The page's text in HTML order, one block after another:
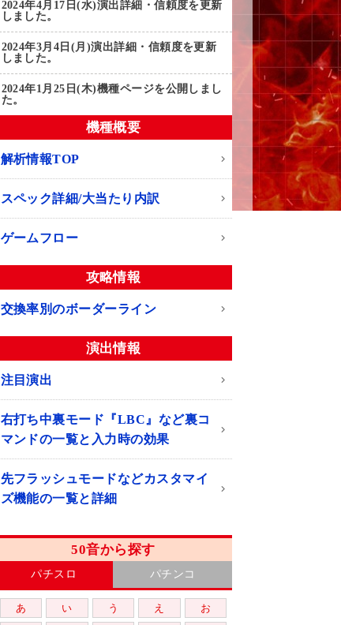
2024年4月17日(水)演出詳細・信頼度を更新
しました。
2024年3月4日(月)演出詳細・信頼度を更新
しました。
2024年1月25日(木)機種ページを公開しまし
た。
機種概要
解析情報TOP
スペック詳細/大当たり内訳
ゲームフロー
攻略情報
交換率別のボーダーライン
演出情報
注目演出
右打ち中裏モード『LBC』など裏コ
マンドの一覧と入力時の効果
先フラッシュモードなどカスタマイ
ズ機能の一覧と詳細
50音から探す
パチスロ パチンコ
あ い う え
お